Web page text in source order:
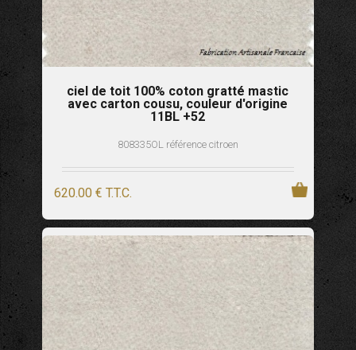
ciel de toit 100% coton gratté mastic
avec carton cousu, couleur d'origine
11BL +52
808335OL référence citroen
620.00 € T.T.C.